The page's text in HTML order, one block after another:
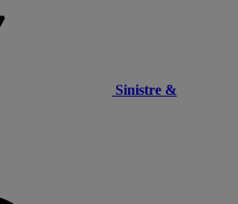
Sinistre &